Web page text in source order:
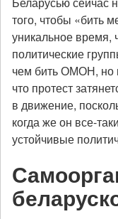
того, чтобы «бить
уникальное время,
политические
чем бить ОМОН, но
что протест
в движение,
когда же он все-
устойчивые